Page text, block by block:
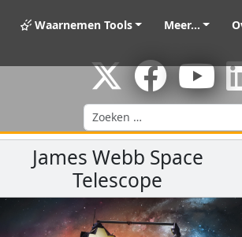
Waarnemen Tools Meer...
Zoeken
James Webb Space
Telescope